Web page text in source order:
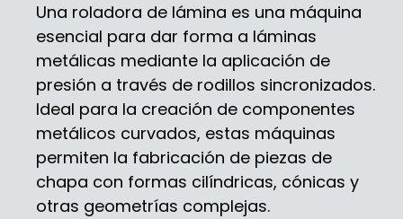
Una roladora de lámina es una máquina
esencial para dar forma a láminas
metálicas mediante la aplicación de
presión a través de rodillos sincronizados.
Ideal para la creación de componentes
metálicos curvados, estas máquinas
permiten la fabricación de piezas de
chapa con formas cilíndricas, cónicas y
otras geometrías complejas.